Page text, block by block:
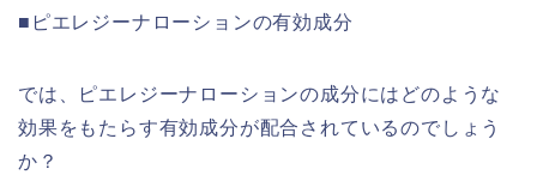
■ピエレジーナローションの有効成分
では、ピエレジーナローションの成分にはどのような
効果をもたらす有効成分が配合されているのでしょう
か？